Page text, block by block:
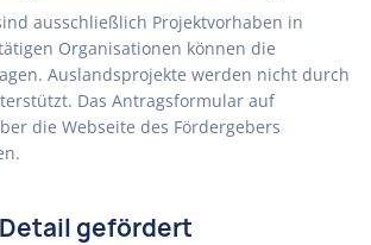
ausschließlich Projektvorhaben in
Organisationen können die
Auslandsprojekte werden nicht durch
Das Antragsformular auf
die Webseite des Fördergebers
gefördert